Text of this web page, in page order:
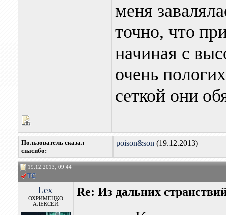
меня
точно, что
начиная с
очень
сеткой они
Пользователь сказал
cпасибо:
poison&son (19.12.2013)
19.12.2013, 09:44
Lex
ОХРИМЕНКО
АЛЕКСЕЙ
Re: Из дальних